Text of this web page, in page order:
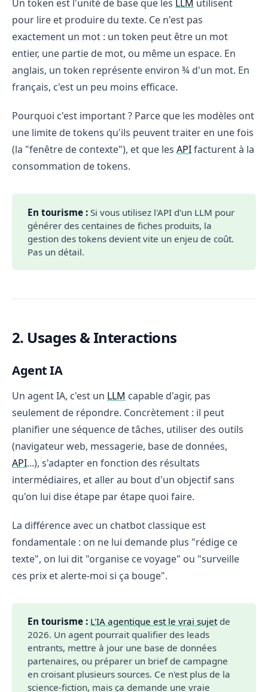
Un token est l'unité de base que les LLM utilisent
pour lire et produire du texte. Ce n'est pas
exactement un mot : un token peut être un mot
entier, une partie de mot, ou même un espace. En
anglais, un token représente environ ¾ d'un mot. En
français, c'est un peu moins efficace.
Pourquoi c'est important ? Parce que les modèles ont
une limite de tokens qu'ils peuvent traiter en une fois
(la "fenêtre de contexte"), et que les APIfacturent à la
consommation de tokens.
En tourisme :Si vous utilisez l'API d'un LLM pour
générer des centaines de fiches produits, la
gestion des tokens devient vite un enjeu de coût.
Pas un détail.
2. Usages & Interactions
Agent IA
Un agent IA, c'est un LLM capable d'agir, pas
seulement de répondre. Concrètement : il peut
planifier une séquence de tâches, utiliser des outils
(navigateur web, messagerie, base de données,
API...), s'adapter en fonction des résultats
intermédiaires, et aller au bout d'un objectif sans
qu'on lui dise étape par étape quoi faire.
La différence avec un chatbot classique est
fondamentale : on ne lui demande plus "rédige ce
texte", on lui dit "organise ce voyage" ou "surveille
ces prix et alerte-moi si ça bouge".
En tourisme : L'IA agentique est le vrai sujetde
2026. Un agent pourrait qualifier des leads
entrants, mettre à jour une base de données
partenaires, ou préparer un brief de campagne
en croisant plusieurs sources. Ce n'est plus de la
science-fiction, mais ça demande une vraie